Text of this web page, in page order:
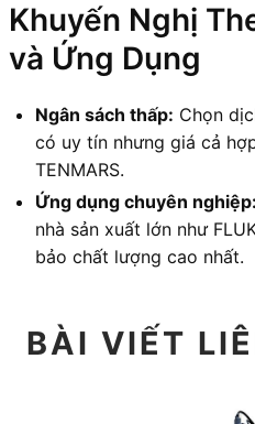
Khuyến Nghị
và Ứng Dụng
Ngân sách thấp: Chọn
có uy tín nhưng giá cả
TENMARS.
Ứng dụng chuyên nghiệp:
nhà sản xuất lớn như
bảo chất lượng cao nhất.
BÀI VIẾT